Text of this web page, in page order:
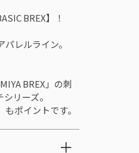
BREX】！
レルライン。
BREX」の刺
リーズ。
ポイントです。